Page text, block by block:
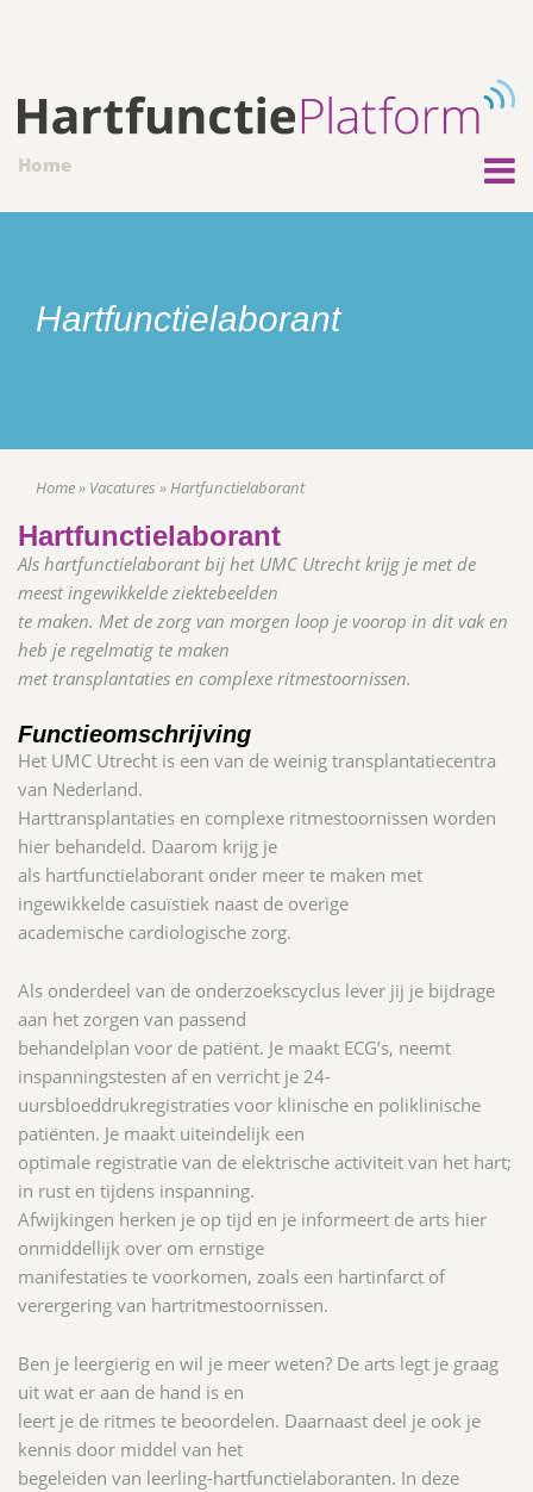
Home
Hartfunctielaborant
Home» Vacatures »Hartfunctielaborant
Hartfunctielaborant
Als hartfunctielaborant bij het UMC Utrecht krijg je met de
meest ingewikkelde ziektebeelden
te maken. Met de zorg van morgen loop je voorop in dit vak en
heb je regelmatig te maken
met transplantaties en complexe ritmestoornissen.
Functieomschrijving
Het UMC Utrecht is een van de weinig transplantatiecentra
van Nederland.
Harttransplantaties en complexe ritmestoornissen worden
hier behandeld. Daarom krijg je
als hartfunctielaborant onder meer te maken met
ingewikkelde casuïstiek naast de overige
academische cardiologische zorg.
Als onderdeel van de onderzoekscyclus lever jij je bijdrage
aan het zorgen van passend
behandelplan voor de patiënt. Je maakt ECG’s, neemt
inspanningstesten af en verricht je 24-
uursbloeddrukregistraties voor klinische en poliklinische
patiënten. Je maakt uiteindelijk een
optimale registratie van de elektrische activiteit van het hart;
in rust en tijdens inspanning.
Afwijkingen herken je op tijd en je informeert de arts hier
onmiddellijk over om ernstige
manifestaties te voorkomen, zoals een hartinfarct of
verergering van hartritmestoornissen.
Ben je leergierig en wil je meer weten? De arts legt je graag
uit wat er aan de hand is en
leert je de ritmes te beoordelen. Daarnaast deel je ook je
kennis door middel van het
begeleiden van leerling-hartfunctielaboranten. In deze